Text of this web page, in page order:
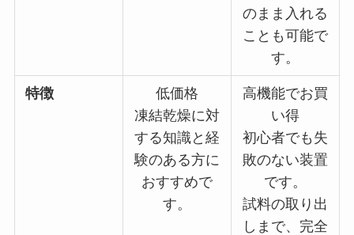
のまま入れる
ことも可能で
す。
特徴
低価格
凍結乾燥に対
する知識と経
験のある方に
おすすめで
す。
高機能でお買
い得
初心者でも失
敗のない装置
です。
試料の取り出
しまで、完全